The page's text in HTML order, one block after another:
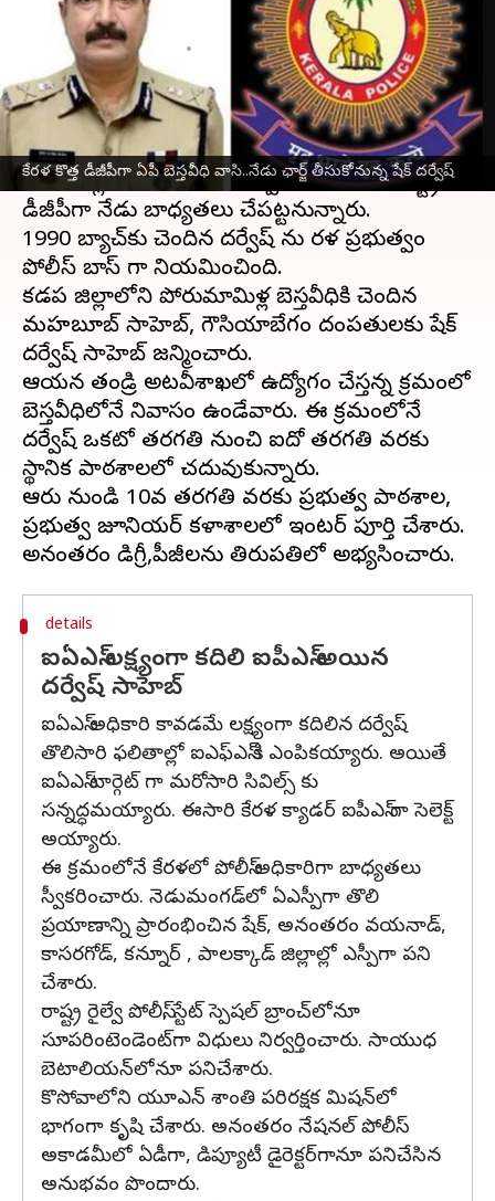
కేరళ కొత్త డీజీపీగా ఏపీ బెస్తవీధి వాసి..నేడు ఛార్జ్ తీసుకోనున్న షేక్ దర్వేష్
TEJAVYAS BESTHA Jun 30, 2023 11:07 am
ఈ వార్తాకథనం ఏంటి
కేరళకొత్త డీజీపీగా ఏపీ వాసి నియామకమయ్యారు.
కడప జిల్లాకు చెందిన షేక్ దర్వేష్ సాహెబ్‌ ఆ రాష్ట్ర
డీజీపీగా నేడు బాధ్యతలు చేపట్టనున్నారు.
1990 బ్యాచ్‌కు చెందిన దర్వేష్ ను కేరళ ప్రభుత్వం
పోలీస్‌ బాస్‌ గా నియమించింది.
కడప జిల్లాలోని పోరుమామిళ్ల బెస్తవీధికి చెందిన
మహబూబ్‌ సాహెబ్‌, గౌసియాబేగం దంపతులకు షేక్
దర్వేష్ సాహెబ్‌ జన్మించారు.
ఆయన తండ్రి అటవీశాఖలో ఉద్యోగం చేస్తన్న క్రమంలో
బెస్తవీధిలోనే నివాసం ఉండేవారు. ఈ క్రమంలోనే
దర్వేష్ ఒకటో తరగతి నుంచి ఐదో తరగతి వరకు
స్థానిక పాఠశాలలో చదువుకున్నారు.
ఆరు నుండి 10వ తరగతి వరకు ప్రభుత్వ పాఠశాల,
ప్రభుత్వ జూనియర్ కళాశాలలో ఇంటర్ పూర్తి చేశారు.
details
ఐఏఎస్ లక్ష్యంగా కదిలి ఐపీఎస్ అయిన
దర్వేష్ సాహెబ్‌
ఐఏఎస్ అధికారి కావడమే లక్ష్యంగా కదిలిన దర్వేష్
తొలిసారి ఫలితాల్లో ఐఎఫ్ఎస్ కి ఎంపికయ్యారు. అయితే
ఐఏఎస్ టార్గెట్ గా మరోసారి సివిల్స్ కు
సన్నద్ధమయ్యారు. ఈసారి కేరళ క్యాడర్‌ ఐపీఎస్ గా సెలెక్ట్
అయ్యారు.
ఈ క్రమంలోనే కేరళలో పోలీస్ అధికారిగా బాధ్యతలు
స్వీకరించారు. నెడుమంగడ్‌లో ఏఎస్పీగా తొలి
ప్రయాణాన్ని ప్రారంభించిన షేక్, అనంతరం వయనాడ్,
కాసరగోడ్, కన్నూర్ , పాలక్కాడ్ జిల్లాల్లో ఎస్పీగా పని
చేశారు.
రాష్ట్ర రైల్వే పోలీస్, స్టేట్ స్పెషల్ బ్రాంచ్‌లోనూ
సూపరింటెండెంట్‌గా విధులు నిర్వర్తించారు. సాయుధ
బెటాలియన్‌లోనూ పనిచేశారు.
కొసోవాలోని యూఎన్‌ శాంతి పరిరక్షక మిషన్‌లో
భాగంగా కృషి చేశారు. అనంతరం నేషనల్ పోలీస్
అకాడమీలో ఏడీగా, డిప్యూటీ డైరెక్టర్‌గానూ పనిచేసిన
అనుభవం పొందారు.